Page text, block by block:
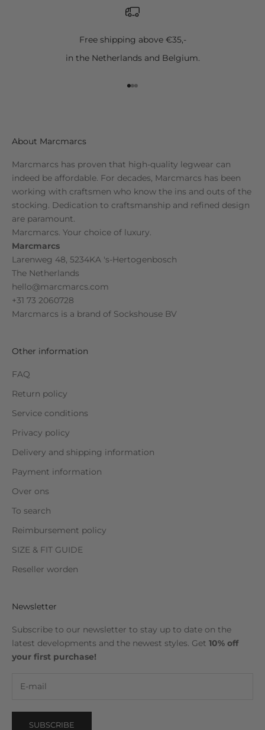
Free shipping above €35,-
in the Netherlands and Belgium.
Go to item 1
Go to item 2
Go to item 3
About Marcmarcs
Marcmarcs has proven that high-quality legwear can
indeed be affordable. For decades, Marcmarcs has been
working with craftsmen who know the ins and outs of the
stocking. Dedication to craftsmanship and refined design
are paramount.
Marcmarcs. Your choice of luxury.
Marcmarcs
Larenweg 48, 5234KA 's-Hertogenbosch
The Netherlands
hello@marcmarcs.com
+31 73 2060728
Marcmarcs is a brand of Sockshouse BV
Other information
FAQ
Return policy
Service conditions
Privacy policy
Delivery and shipping information
Payment information
Over ons
To search
Reimbursement policy
SIZE & FIT GUIDE
Reseller worden
Newsletter
Subscribe to our newsletter to stay up to date on the
latest developments and the newest styles. Get 10% off
your first purchase!
SUBSCRIBE